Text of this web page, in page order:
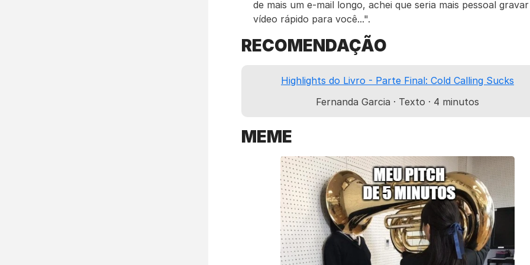
de mais um e-mail longo, achei que seria mais pessoal
vídeo rápido para você...".
RECOMENDAÇÃO
​Highlights do Livro - Parte Final​​: Cold Calling Sucks
Fernanda Garcia · Texto · 4 minutos
MEME